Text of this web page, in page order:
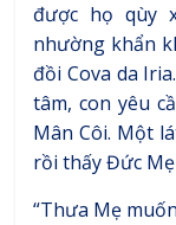
được họ qùy
nhường khẩn
đồi Cova da
tâm, con yêu
Mân Côi. Một
rồi thấy Đức
“Thưa Mẹ